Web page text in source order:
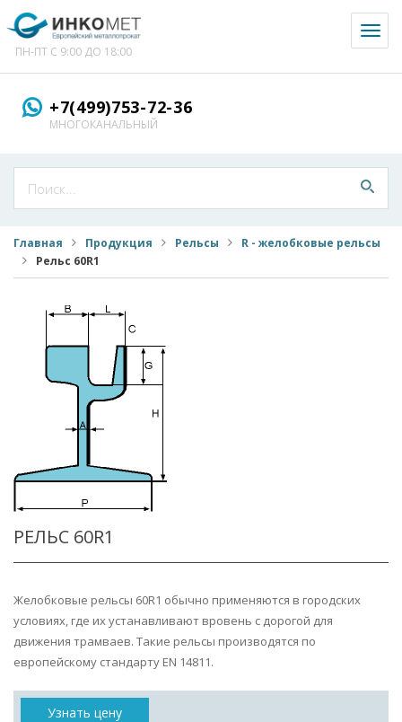
ПН-ПТ С 9:00 ДО 18:00
+7(499)753-72-36
МНОГОКАНАЛЬНЫЙ
Главная Продукция Рельсы
R - желобковые рельсы
Рельс 60R1
РЕЛЬС 60R1
Желобковые рельсы 60R1 обычно применяются в городских
условиях, где их устанавливают вровень с дорогой для
движения трамваев. Такие рельсы производятся по
европейскому стандарту EN 14811.
Узнать цену